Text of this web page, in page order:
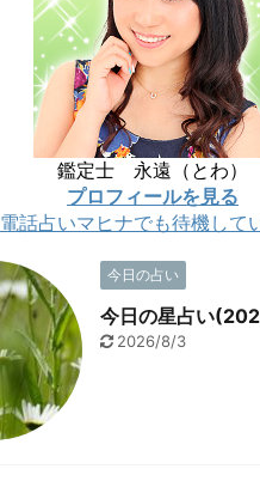
鑑定士 永遠（とわ）
プロフィールを見る
電話占いマヒナでも待機して
今日の占い
今日の星占い
2026/8/3